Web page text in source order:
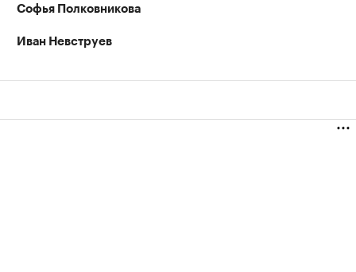
Софья Полковникова
Иван Невструев